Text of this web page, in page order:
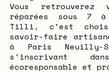
Vous retrouverez
réparées sous 7
Tilli, c'est
savoir-faire
à Paris Neuilly-
s'inscrivant
écoresponsable et